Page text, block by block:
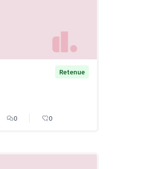
Retenue
0 0